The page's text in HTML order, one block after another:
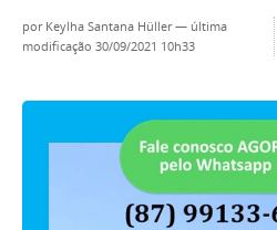
por Keylha Santana Hüller— última
modificação 30/09/2021 10h33